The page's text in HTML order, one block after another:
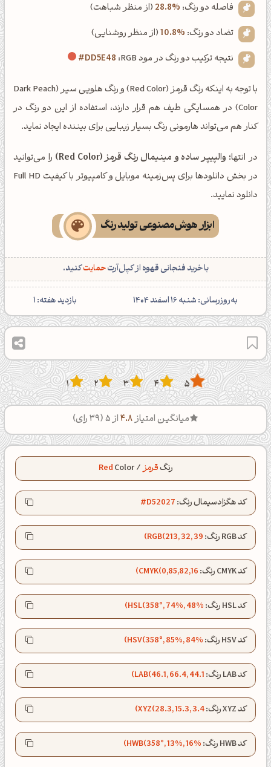
فاصله دو رنگ: 28.8% (از منظر شباهت)
تضاد دو رنگ: 10.8%(از منظر روشنایی)
نتیجه ترکیب دو رنگ در مود RGB:
#DD5E48
با توجه به اینکه رنگ قرمز (Red Color) و رنگ هلویی سیر (Dark Peach
Color) در همسایگی طیف هم قرار دارند، استفاده از این دو رنگ در
کنار هم می‌تواند هارمونی رنگ بسیار زیبایی برای بیننده ایجاد نماید.
در انتها؛ والپیپر ساده و مینیمال رنگ قرمز (Red Color)
را می‌توانید
در بخش دانلودها برای پس‌زمینه موبایل و کامپیوتر با کیفیت Full HD
دانلود نمایید.
ابزار هوش‌مصنوعی تولید رنگ
با خرید فنجانی قهوه از کپل‌آرتحمایتکنید.
‌به‌روزرسانی: شنبه 16 اسفند 1404 بازدید هفته:1
5
4
3
2
1
میانگین امتیاز4.8از 5 ( 39رای)
رنگقرمز/
Color
Red
کد هگزادسیمال رنگ:#D52027
کد RGB رنگ: RGB(213, 32, 39)
کد CMYK رنگ: CMYK(0,85,82,16)
کد HSL رنگ: HSL(358°, 74%, 48%)
کد HSV رنگ: HSV(358°, 85%, 84%)
کد LAB رنگ: LAB(46.1, 66.4, 44.1)
کد XYZ رنگ: XYZ(28.3, 15.3, 3.4)
کد HWB رنگ: HWB(358°, 13%, 16%)
صبحت بخیر❤️
کپل‌آرت رو دنبال کن!
کانال تلگرام اینستاگرام